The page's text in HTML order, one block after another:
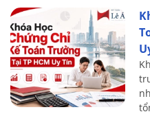
Khóa Học Chứng Chỉ Kế